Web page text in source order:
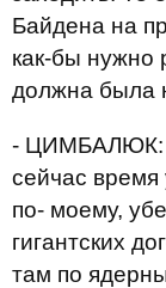
Байдена на
как-бы нужно
должна была
- ЦИМБАЛЮК:
сейчас
по- моему,
гигантских
там по